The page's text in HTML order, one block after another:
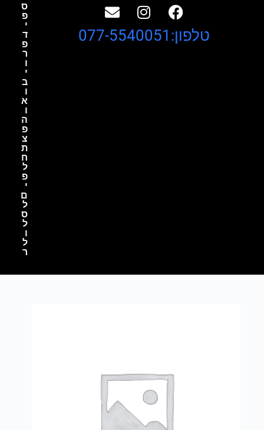
ס
פ
י
ד
פ
ר
ו
י
ב
ו
א
ו
ה
פ
צ
ת
ח
ל
פ
י
ם
ל
ס
ל
ו
ל
ר
טלפון:077-5540051